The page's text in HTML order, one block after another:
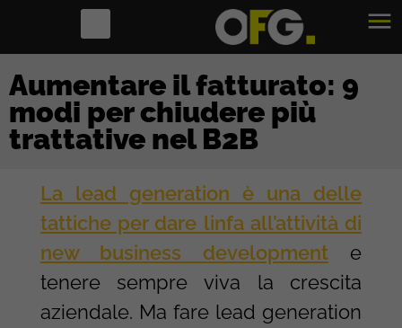
Aumentare il fatturato: 9
modi per chiudere più
trattative nel B2B
La lead generation è una delle
tattiche per dare linfa all’attività di
new business developmente
tenere sempre viva la crescita
aziendale. Ma fare lead generation